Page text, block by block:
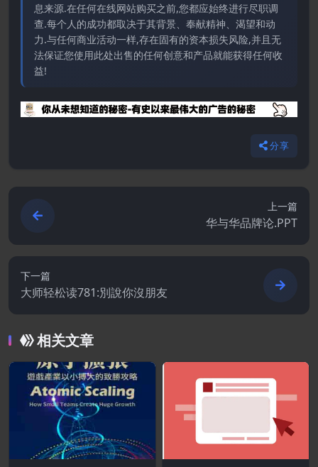
息来源.在任何在线网站购买之前,您都应始终进行尽职调
查.每个人的成功都取决于其背景、奉献精神、渴望和动
力.与任何商业活动一样,存在固有的资本损失风险,并且无
法保证您使用此处出售的任何创意和产品就能获得任何收
益!
分享
上一篇
华与华品牌论.PPT
下一篇
大师轻松读781:別說你沒朋友
相关文章